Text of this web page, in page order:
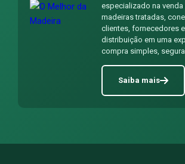
especializado na venda
madeiras tratadas,
clientes, fornecedores
distribuição em uma
compra simples, segura
Saiba mais